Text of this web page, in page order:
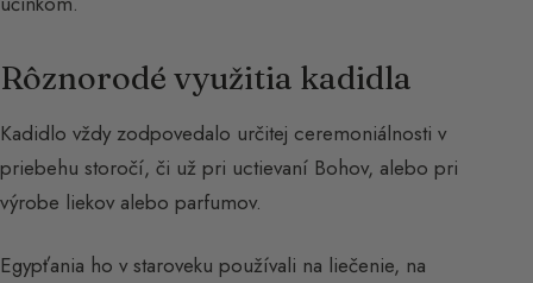
Rôznorodé využitia kadidla
Kadidlo vždy zodpovedalo určitej ceremoniálnosti v
priebehu storočí, či už pri uctievaní Bohov, alebo pri
výrobe liekov alebo parfumov.
Egypťania ho v staroveku používali na liečenie, na